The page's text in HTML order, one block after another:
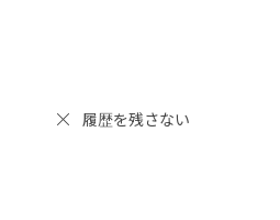
履歴を残さない